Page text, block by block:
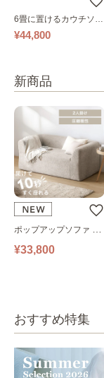
6畳に置けるカウチソフ
ァ｜ベージュ
¥44,800
新商品
ポップアップソファ ソ
ファ フロアソファ 幅14
¥33,800
おすすめ特集